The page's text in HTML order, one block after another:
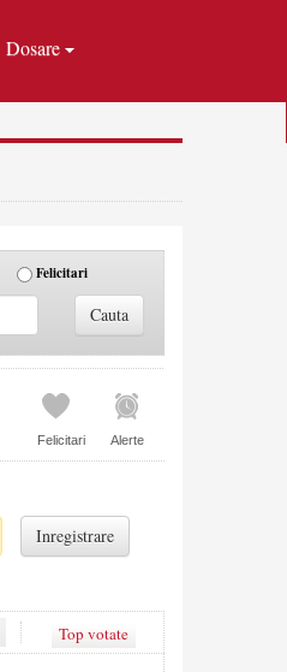
Dosare
Felicitari
Felicitari Alerte
Top votate